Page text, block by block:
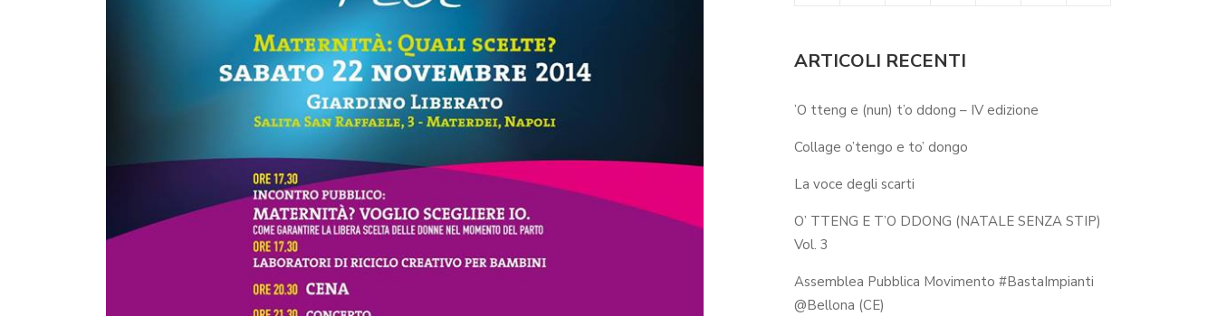
ARTICOLI RECENTI
’O tteng e (nun) t’o ddong – IV edizione
Collage o’tengo e to’ dongo
La voce degli scarti
O’ TTENG E T’O DDONG (NATALE SENZA STIP)
Vol. 3
Assemblea Pubblica Movimento #BastaImpianti
@Bellona (CE)